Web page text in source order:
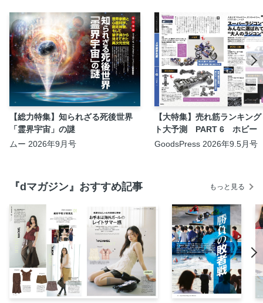
【総力特集】知られざる死後世界
「霊界宇宙」の謎
ムー 2026年9月号
【大特集】売れ筋ランキン
ト大予測 PART 6 ホビー
GoodsPress 2026年9.5月号
『dマガジン』おすすめ記事 もっと見る